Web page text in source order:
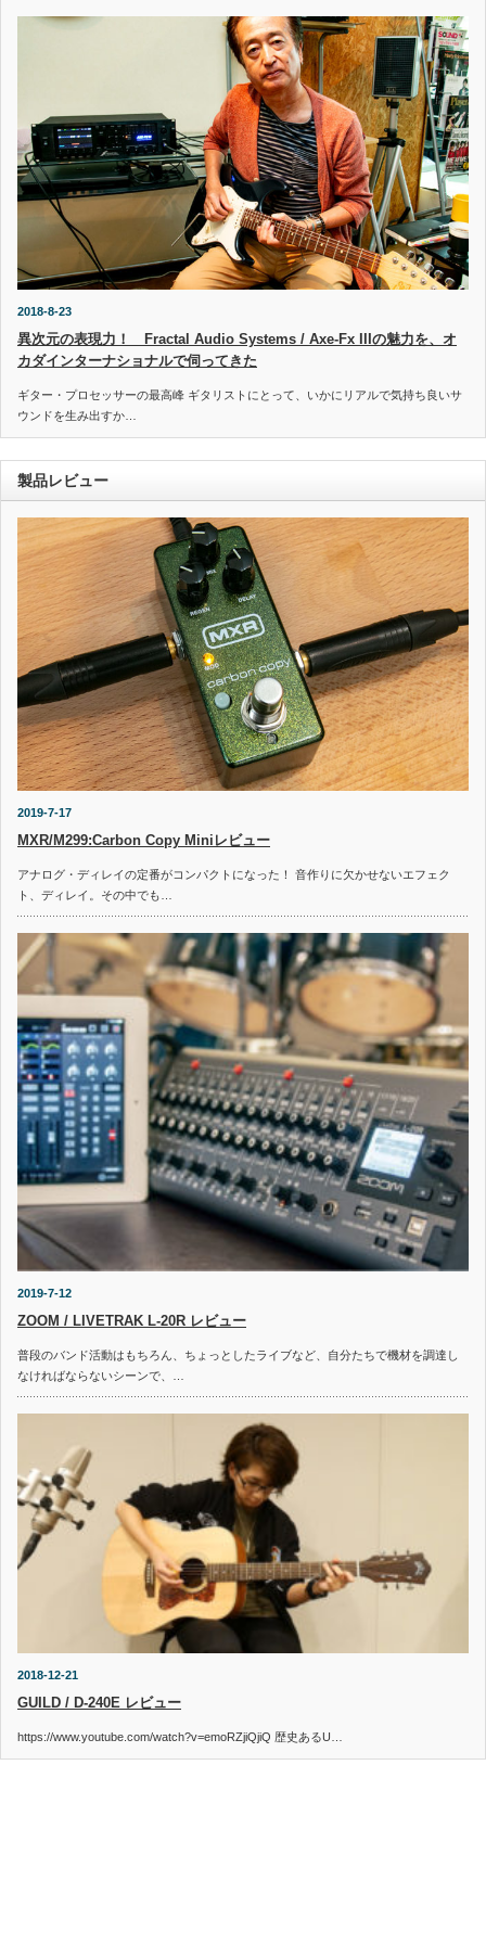
2018-8-23
異次元の表現力！ Fractal Audio Systems / Axe-Fx IIIの魅力を、オ
カダインターナショナルで伺ってきた
ギター・プロセッサーの最高峰 ギタリストにとって、いかにリアルで気持ち良いサ
ウンドを生み出すか…
製品レビュー
2019-7-17
MXR/M299:Carbon Copy Miniレビュー
アナログ・ディレイの定番がコンパクトになった！ 音作りに欠かせないエフェク
ト、ディレイ。その中でも…
2019-7-12
ZOOM / LIVETRAK L-20R レビュー
普段のバンド活動はもちろん、ちょっとしたライブなど、自分たちで機材を調達し
なければならないシーンで、…
2018-12-21
GUILD / D-240E レビュー
https://www.youtube.com/watch?v=emoRZjiQjiQ 歴史あるU…